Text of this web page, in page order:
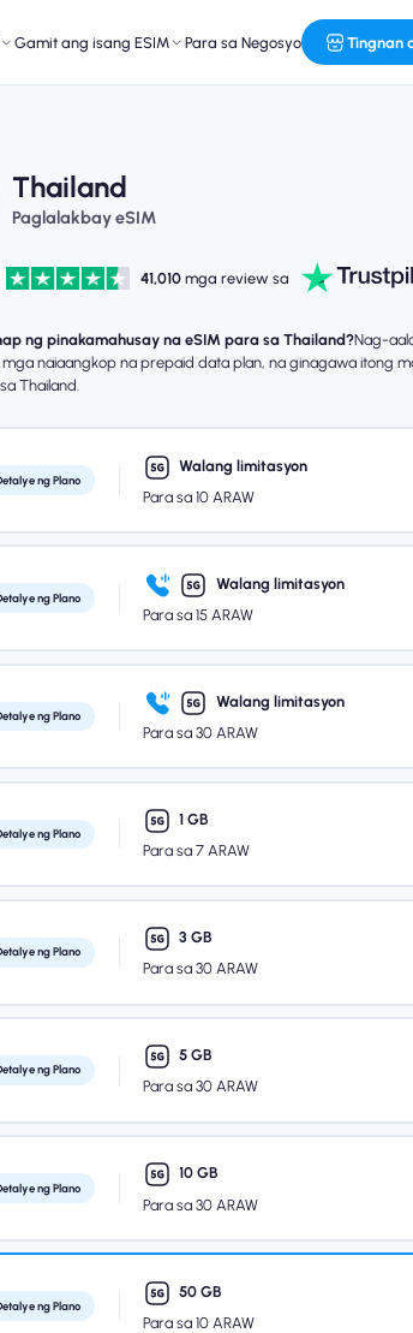
Gamit ang isang ESIM Para sa Negosyo Tingnan
Thailand
Paglalakbay eSIM
41,010 mga review sa
ng pinakamahusay na eSIM para sa Thailand?Nag-
naiaangkop na prepaid data plan, na ginagawa itong
Thailand.
ng Plano
Walang limitasyon
Para sa 10 ARAW
ng Plano
Walang limitasyon
Para sa 15 ARAW
ng Plano
Walang limitasyon
Para sa 30 ARAW
ng Plano
1 GB
Para sa 7 ARAW
ng Plano
3 GB
Para sa 30 ARAW
ng Plano
5 GB
Para sa 30 ARAW
ng Plano
10 GB
Para sa 30 ARAW
ng Plano
50 GB
Para sa 10 ARAW